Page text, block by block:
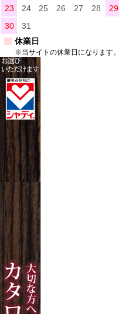
23
24 25 26 27 28
29
30
31
休業日
※当サイトの休業日になります。